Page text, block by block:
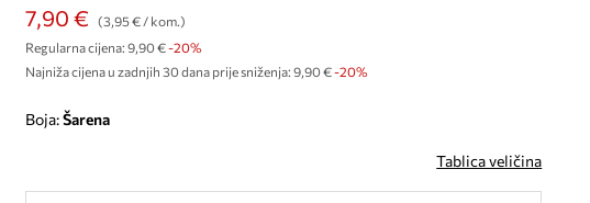
7,90 €
(3,95 € / kom.)
Regularna cijena: 9,90 €-20%
Najniža cijena u zadnjih 30 dana prije sniženja: 9,90 € -20%
Boja: šarena
Tablica veličina